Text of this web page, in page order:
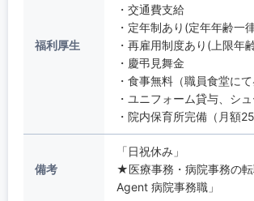
福利厚生
・交通費支給
・定年制あり(定年年齢一
・再雇用制度あり(上限年
・慶弔見舞金
・食事無料（職員食堂にて
・ユニフォーム貸与、シ
・院内保育所完備（月額
備考
「日祝休み」
★医療事務・病院事務の転
Agent 病院事務職」